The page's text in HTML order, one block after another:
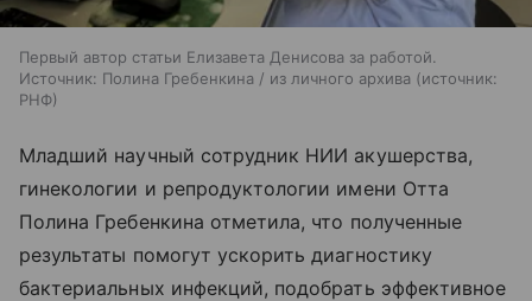
Первый автор статьи Елизавета Денисова за работой.
Источник: Полина Гребенкина / из личного архива
источник:
РНФ
Младший научный сотрудник НИИ акушерства,
гинекологии и репродуктологии имени Отта
Полина Гребенкина отметила, что полученные
результаты помогут ускорить диагностику
бактериальных инфекций, подобрать эффективное